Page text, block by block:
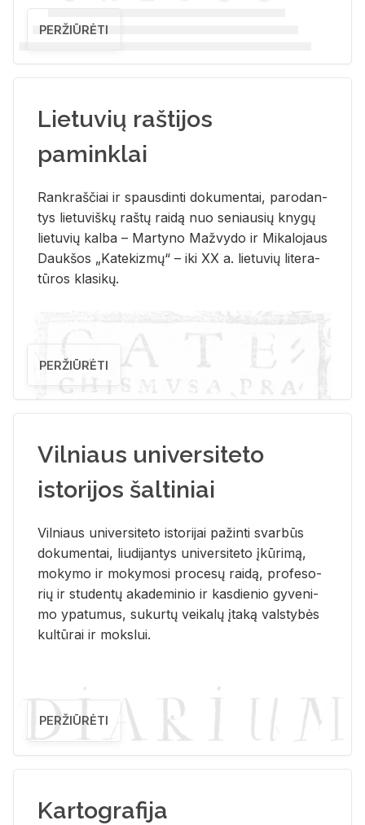
PERŽIŪRĖTI
Lietuvių raštijos
paminklai
Rank­raš­čiai ir spaus­din­ti do­ku­men­tai, pa­ro­dan­
tys lie­tu­viš­kų raš­tų rai­dą nuo se­niau­sių kny­gų
lie­tu­vių kal­ba – Mar­ty­no Ma­žvy­do ir Mi­ka­lo­jaus
Dauk­šos „Ka­te­kiz­mų“ – iki XX a. lie­tu­vių li­te­ra­
tū­ros kla­si­kų.
PERŽIŪRĖTI
Vilniaus universiteto
istorijos šaltiniai
Vil­niaus uni­ver­si­te­to is­to­ri­jai pa­žin­ti svar­būs
do­ku­men­tai, liu­di­jan­tys uni­ver­si­te­to įkū­ri­mą,
mo­ky­mo ir mo­ky­mo­si pro­ce­sų rai­dą, pro­fe­so­
rių ir stu­den­tų aka­de­mi­nio ir kas­die­nio gy­ve­ni­
mo ypa­tu­mus, su­kur­tų vei­ka­lų įta­ką vals­ty­bės
kul­tū­rai ir moks­lui.
PERŽIŪRĖTI
Kartografija